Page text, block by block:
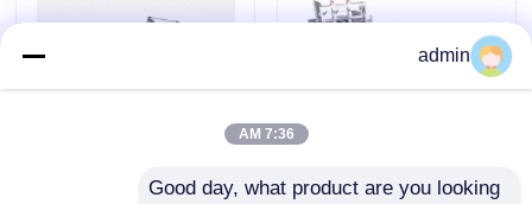
اخبار
درخواست نقل قول
دستگاه تغذیه پرینتر دستگاه گیرنده اتوماتیک
admin
7:36 AM
Good day, what product are you looking